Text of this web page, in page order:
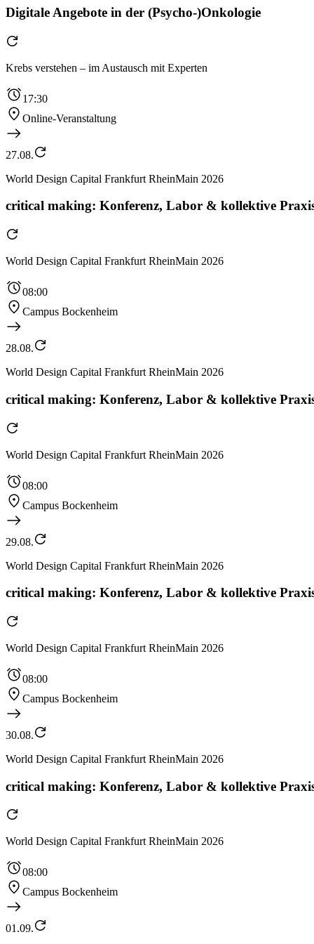
Digitale Angebote in der (Psycho-)Onkologie
Krebs verstehen – im Austausch mit Experten
17:30
Online-Veranstaltung
27.08.
World Design Capital Frankfurt RheinMain 2026
critical making: Konferenz, Labor & kollektive
World Design Capital Frankfurt RheinMain 2026
08:00
Campus Bockenheim
28.08.
World Design Capital Frankfurt RheinMain 2026
critical making: Konferenz, Labor & kollektive
World Design Capital Frankfurt RheinMain 2026
08:00
Campus Bockenheim
29.08.
World Design Capital Frankfurt RheinMain 2026
critical making: Konferenz, Labor & kollektive
World Design Capital Frankfurt RheinMain 2026
08:00
Campus Bockenheim
30.08.
World Design Capital Frankfurt RheinMain 2026
critical making: Konferenz, Labor & kollektive
World Design Capital Frankfurt RheinMain 2026
08:00
Campus Bockenheim
01.09.